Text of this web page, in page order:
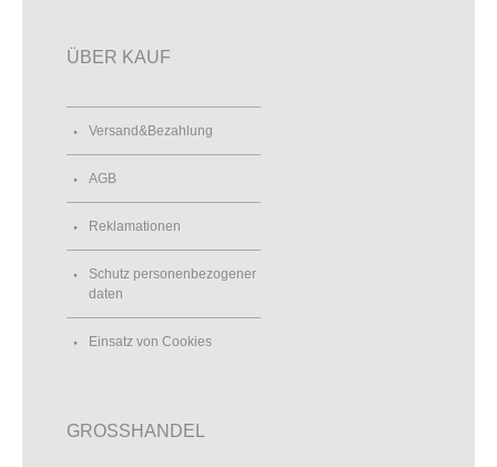
ÜBER KAUF
Versand&Bezahlung
AGB
Reklamationen
Schutz personenbezogener
daten
Einsatz von Cookies
GROSSHANDEL